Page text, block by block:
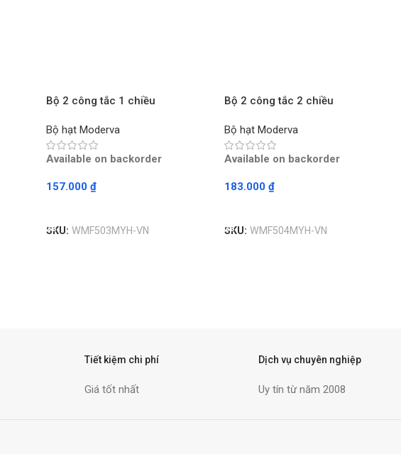
Bộ 2 công tắc 1 chiều
PANASONIC – Bộ
Bộ hạt Moderva
Available on backorder
157.000 ₫
SKU: WMF503MYH-VN
Bộ 2 công tắc 2 chiều
PANASONIC – Bộ
Bộ hạt Moderva
Available on backorder
183.000 ₫
SKU: WMF504MYH-VN
Tiết kiệm chi phí
Giá tốt nhất
Dịch vụ chuyên nghiệp
Uy tín từ năm 2008